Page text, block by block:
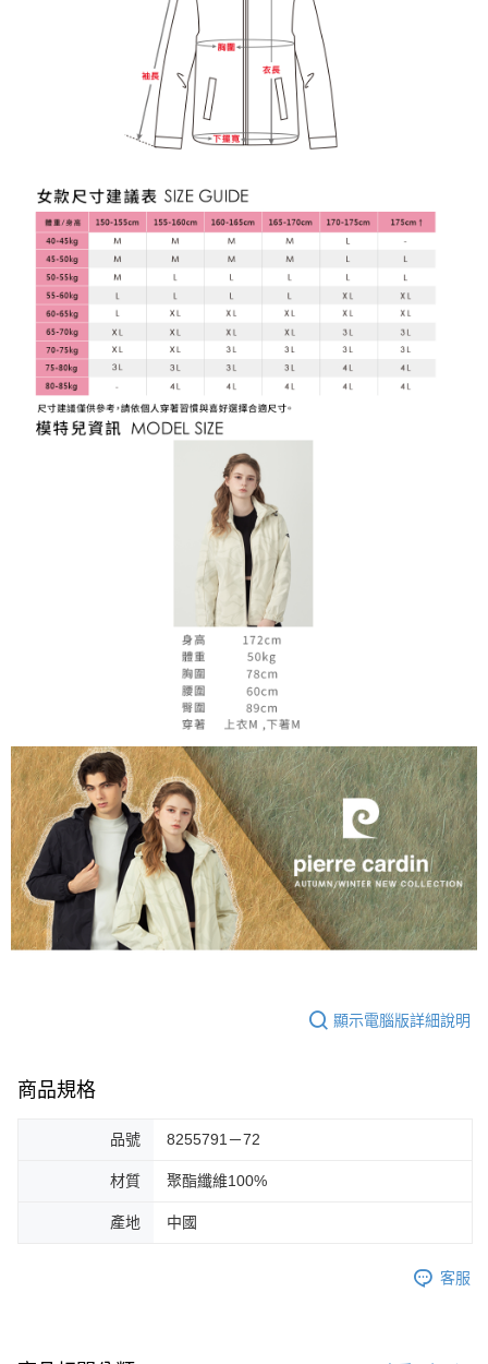
顯示電腦版詳細說明
商品規格
品號 8255791－72
材質 聚酯纖維100%
產地 中國
客服